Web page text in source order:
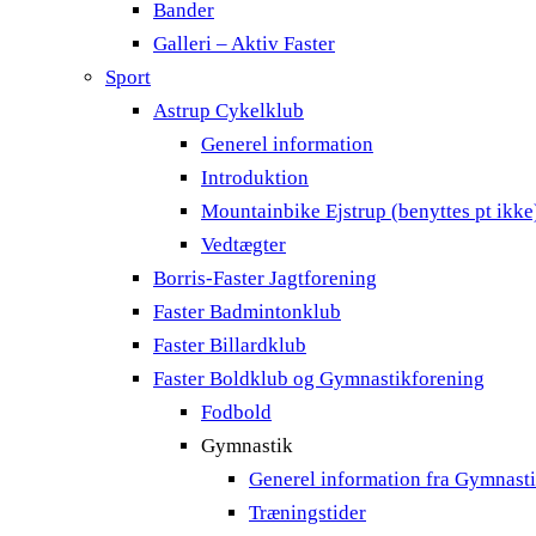
Bander
Galleri – Aktiv Faster
Sport
Astrup Cykelklub
Generel information
Introduktion
Mountainbike Ejstrup (benyttes pt
Vedtægter
Borris-Faster Jagtforening
Faster Badmintonklub
Faster Billardklub
Faster Boldklub og Gymnastikforening
Fodbold
Gymnastik
Generel information fra
Træningstider